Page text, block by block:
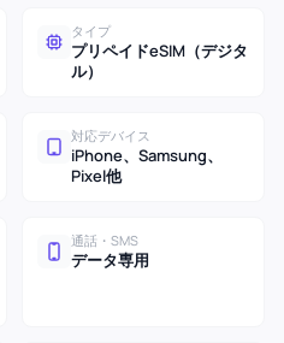
タイプ
プリペイドeSIM（デジタ
ル）
対応デバイス
iPhone、Samsung、
Pixel他
通話・SMS
データ専用